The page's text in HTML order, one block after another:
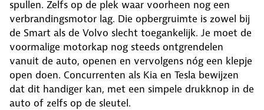
spullen. Zelfs op de plek waar voorheen nog een
verbrandingsmotor lag. Die opbergruimte is zowel bij
de Smart als de Volvo slecht toegankelijk. Je moet de
voormalige motorkap nog steeds ontgrendelen
vanuit de auto, openen en vervolgens nóg een klepje
open doen. Concurrenten als Kia en Tesla bewijzen
dat dit handiger kan, met een simpele drukknop in de
auto of zelfs op de sleutel.